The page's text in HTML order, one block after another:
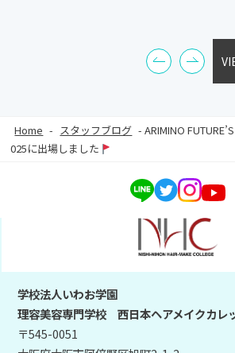
Home - スタッフブログ -ARIMINO
025に出場しました
学校法人いわお学園
理容美容専門学校 西日本ヘアメイクカレ
〒545-0051